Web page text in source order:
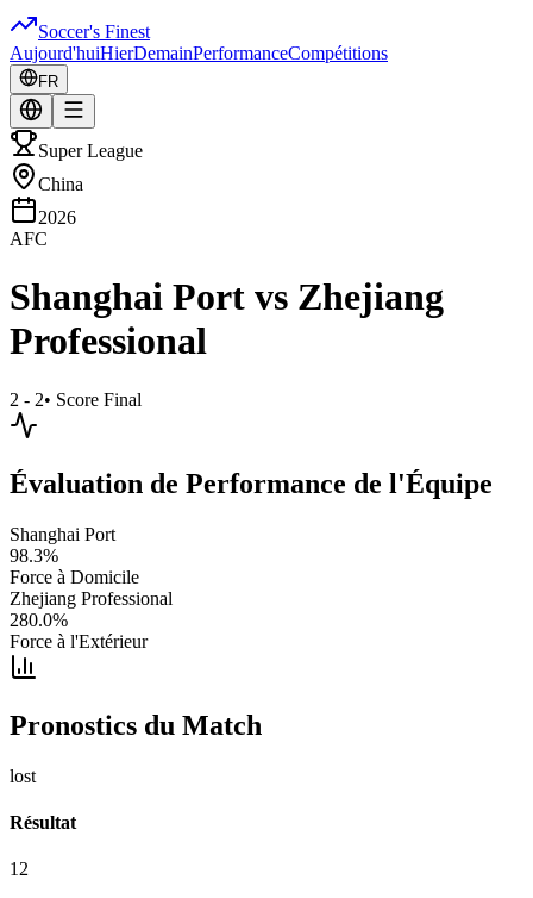
Soccer's Finest
Aujourd'huiHierDemainPerformanceCompétitions
FR
Super League
China
2026
AFC
Shanghai Port vs Zhejiang
Professional
2 - 2• Score Final
Évaluation de Performance de l'Équipe
Shanghai Port
98.3%
Force à Domicile
Zhejiang Professional
280.0%
Force à l'Extérieur
Pronostics du Match
lost
Résultat
12